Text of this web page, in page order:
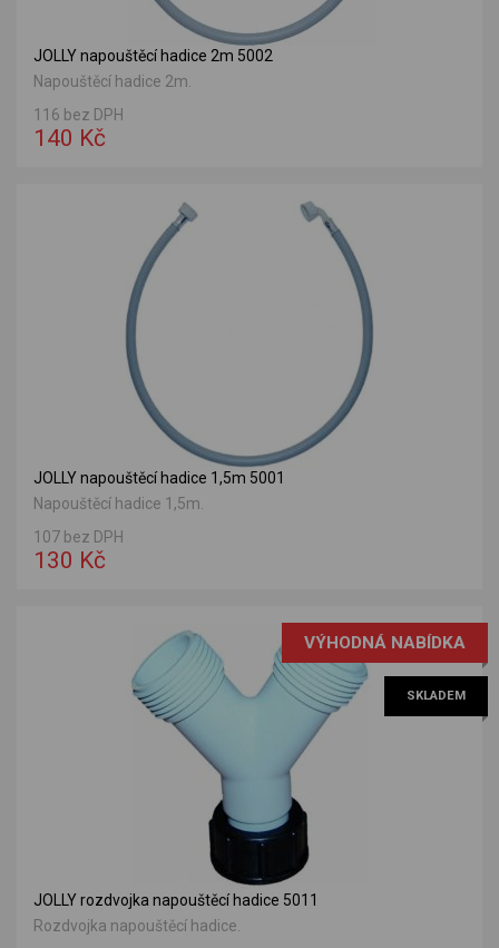
JOLLY napouštěcí hadice 2m 5002
Napouštěcí hadice 2m.
116 bez DPH
140 Kč
JOLLY napouštěcí hadice 1,5m 5001
Napouštěcí hadice 1,5m.
107 bez DPH
130 Kč
VÝHODNÁ NABÍDKA
SKLADEM
JOLLY rozdvojka napouštěcí hadice 5011
Rozdvojka napouštěcí hadice.